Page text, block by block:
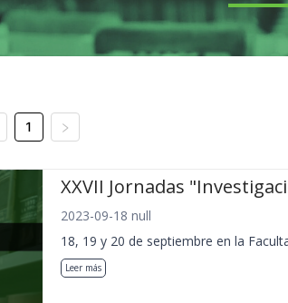
1
XXVII Jornadas
2023-09-18 null
18, 19 y 20 de septiembre en la
Leer más